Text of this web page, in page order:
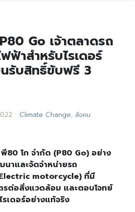
Go เจ้าตลาดรถ
ฟ้าสำหรับไรเดอร์
นรับสิทธิ์ขับฟรี 3
Climate Change, สังคม
80 โก จำกัด (P80 Go) อย่าง
าและจัดจำหน่ายรถ
motorcycle) ที่มี
รต่อสิ่งแวดล้อม และตอบโจทย์
เดอร์อย่างแท้จริง